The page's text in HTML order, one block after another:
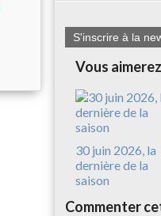
S'inscrire à la
Vous
30 juin 2026, la
dernière de la
saison
Commenter